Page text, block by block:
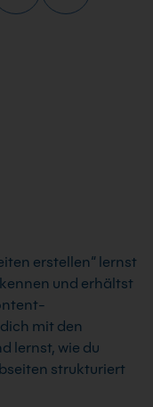
erstellen“ lernst
und erhältst
mit den
lernst, wie du
strukturiert